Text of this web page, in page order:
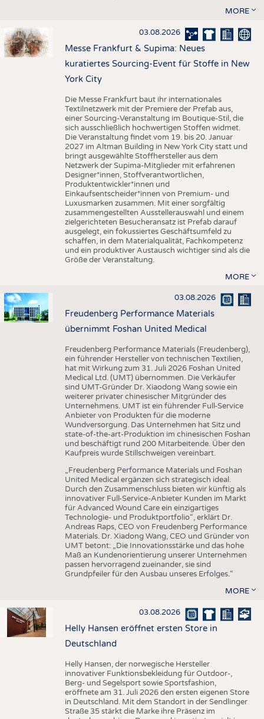
MORE
03.08.2026
Messe Frankfurt & Supima: Neues
kuratiertes Sourcing-Event für Stoffe in New
York City
Die Messe Frankfurt baut ihr internationales
Textilnetzwerk mit der Premiere der Prefab aus,
einer Sourcing-Veranstaltung im Boutique-Stil, die
sich ausschließlich hochwertigen Stoffen widmet.
Die Veranstaltung findet vom 19. bis 20. Januar
2027 im Altman Building in New York City statt und
bringt ausgewählte Stoffhersteller aus dem
Netzwerk der Supima-Mitglieder mit erfahrenen
Designer*innen, Stoffverantwortlichen,
Produktentwickler*innen und
Einkaufsentscheider*innen von Premium- und
Luxusmarken zusammen. Mit einer sorgfältig
zusammengestellten Ausstellerauswahl und einem
zielgerichteten Besucheransatz ist Prefab darauf
ausgelegt, ein fokussiertes Geschäftsumfeld zu
schaffen, in dem Materialqualität, Fachkompetenz
und ein produktiver Austausch wichtiger sind als die
Größe der Veranstaltung.
MORE
03.08.2026
Freudenberg Performance Materials
übernimmt Foshan United Medical
Freudenberg Performance Materials (Freudenberg),
ein führender Hersteller von technischen Textilien,
hat mit Wirkung zum 31. Juli 2026 Foshan United
Medical Ltd. (UMT) übernommen. Die Verkäufer
sind UMT-Gründer Dr. Xiaodong Wang sowie ein
weiterer privater chinesischer Mitgründer des
Unternehmens. UMT ist ein führender Full-Service
Anbieter von Produkten für die moderne
Wundversorgung. Das Unternehmen hat Sitz und
state-of-the-art-Produktion im chinesischen Foshan
und beschäftigt rund 200 Mitarbeitende. Über den
Kaufpreis wurde Stillschweigen vereinbart.
„Freudenberg Performance Materials und Foshan
United Medical ergänzen sich strategisch ideal.
Durch den Zusammenschluss bieten wir künftig als
innovativer Full-Service-Anbieter Kunden im Markt
für Advanced Wound Care ein einzigartiges
Technologie- und Produktportfolio“, erklärt Dr.
Andreas Raps, CEO von Freudenberg Performance
Materials. Dr. Xiadong Wang, CEO und Gründer von
UMT betont: „Die Innovationsstärke und das hohe
Maß an Kundenorientierung unserer Unternehmen
passen hervorragend zueinander, sie sind
Grundpfeiler für den Ausbau unseres Erfolges.“
MORE
03.08.2026
Helly Hansen eröffnet ersten Store in
Deutschland
Helly Hansen, der norwegische Hersteller
innovativer Funktionsbekleidung für Outdoor-,
Berg- und Segelsport sowie Sportsfashion,
eröffnete am 31. Juli 2026 den ersten eigenen Store
in Deutschland. Mit dem Standort in der Sendlinger
Straße 35 stärkt die Marke ihre Präsenz im